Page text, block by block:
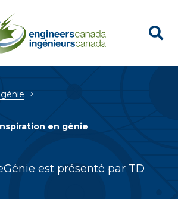
en génie
est présenté par TD